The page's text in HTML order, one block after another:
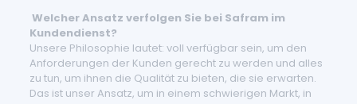
Welcher Ansatz verfolgen Sie bei Safram im
Kundendienst?
Unsere Philosophie lautet: voll verfügbar sein, um den
Anforderungen der Kunden gerecht zu werden und alles
zu tun, um ihnen die Qualität zu bieten, die sie erwarten.
Das ist unser Ansatz, um in einem schwierigen Markt, in